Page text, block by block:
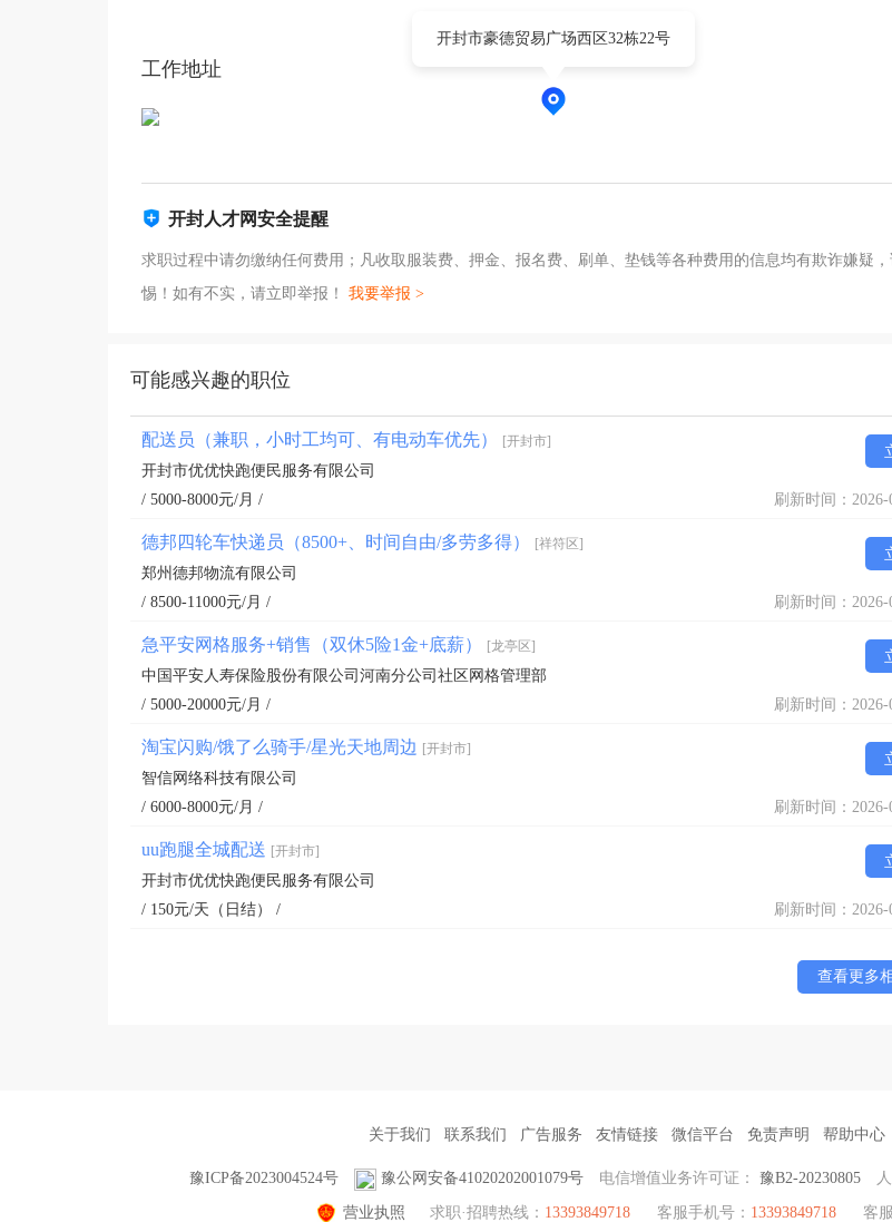
工作地址
开封市豪德贸易广场西区32栋22号
开封人才网安全提醒
求职过程中请勿缴纳任何费用；凡收取服装费、押金、报名费、刷单、垫钱等各种费用的信息均有欺诈嫌疑
惕！如有不实，请立即举报！ 我要举报 >
可能感兴趣的职位
配送员（兼职，小时工均可、有电动车优先） [开封市]
开封市优优快跑便民服务有限公司
/ 5000-8000元/月 /
刷新时间：2026-
德邦四轮车快递员（8500+、时间自由/多劳多得） [祥符区]
郑州德邦物流有限公司
/ 8500-11000元/月 /
刷新时间：2026-
急平安网格服务+销售（双休5险1金+底薪） [龙亭区]
中国平安人寿保险股份有限公司河南分公司社区网格管理部
/ 5000-20000元/月 /
刷新时间：2026-
淘宝闪购/饿了么骑手/星光天地周边 [开封市]
智信网络科技有限公司
/ 6000-8000元/月 /
刷新时间：2026-
uu跑腿全城配送 [开封市]
开封市优优快跑便民服务有限公司
/ 150元/天（日结） /
刷新时间：2026-
查看更多
关于我们 联系我们 广告服务 友情链接 微信平台 免责声明 帮助中心
豫ICP备2023004524号 豫公网安备41020202001079号 电信增值业务许可证： 豫B2-20230805
营业执照 求职·招聘热线： 13393849718 客服手机号： 13393849718 客